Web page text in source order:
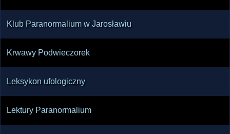
Klub Paranormalium w Jarosławiu
Krwawy Podwieczorek
Leksykon ufologiczny
Lektury Paranormalium